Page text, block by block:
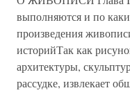
выполняются и по
произведения
историйТак как
архитектуры,
рассудке, извлекает